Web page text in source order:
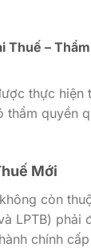
Thuế –
thực hiện
thẩm quyền
Mới
còn
LPTB) phải
chính